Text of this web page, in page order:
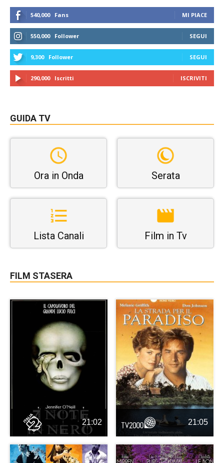
540,000 Fans MI PIACE
550,000 Follower SEGUI
9,300 Follower SEGUI
290,000 Iscritti ISCRIVITI
GUIDA TV
Ora in Onda Serata
Lista Canali Film in Tv
FILM STASERA
21:02 21:05